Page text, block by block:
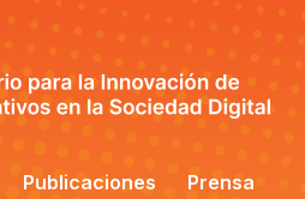
Publicaciones Prensa